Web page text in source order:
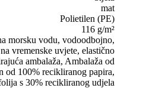
mat
Polietilen (PE)
116 g/m²
morsku vodu, vodoodbojno,
vremenske uvjete, elastično
ambalaža, Ambalaža od
od 100% recikliranog papira,
s 30% recikliranog udjela